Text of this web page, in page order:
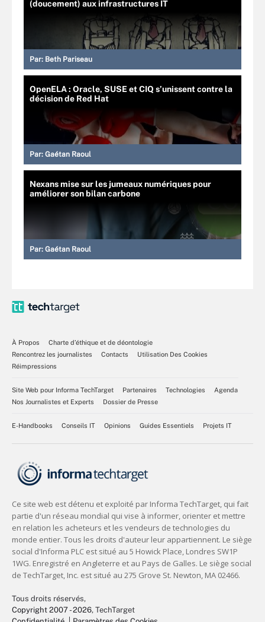
(doucement) aux infrastructures IT
Par: Beth Pariseau
OpenELA : Oracle, SUSE et CIQ s’unissent contre la
décision de Red Hat
Par: Gaétan Raoul
Nexans mise sur les jumeaux numériques pour
améliorer son bilan carbone
Par: Gaétan Raoul
À Propos
Charte d’éthique et de déontologie
Rencontrez les journalistes
Contacts
Utilisation Des Cookies
Réimpressions
Site Web pour Informa TechTarget Partenaires Technologies
Agenda
Nos Journalistes et Experts
Dossier de Presse
E-Handbooks Conseils IT Opinions Guides Essentiels Projets IT
Tous droits réservés,
Copyright 2007 - 2026, TechTarget